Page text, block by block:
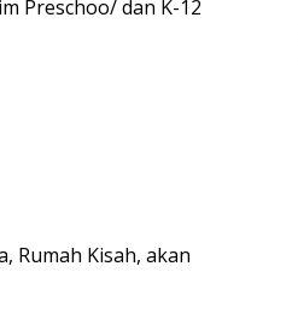
Preschoo/ dan K-12
Rumah Kisah, akan